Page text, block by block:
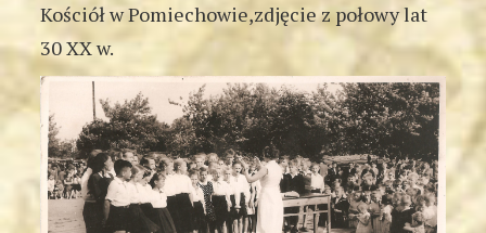
Kościół w Pomiechowie,zdjęcie z połowy lat
30 XX w.